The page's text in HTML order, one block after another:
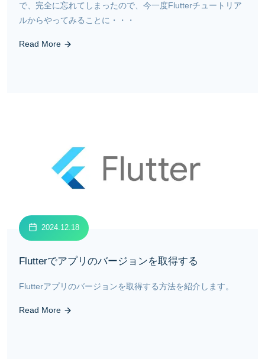
で、完全に忘れてしまったので、今一度Flutterチュートリア
ルからやってみることに・・・
Read More
2024.12.18
Flutterでアプリのバージョンを取得する
Flutterアプリのバージョンを取得する方法を紹介します。
Read More